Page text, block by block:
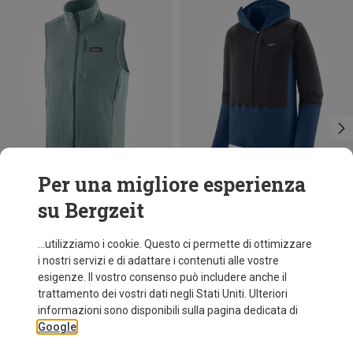
Risparmi 36%
Per una migliore esperienza
su Bergzeit
...utilizziamo i cookie. Questo ci permette di ottimizzare
i nostri servizi e di adattare i contenuti alle vostre
esigenze. Il vostro consenso può includere anche il
trattamento dei vostri dati negli Stati Uniti. Ulteriori
informazioni sono disponibili sulla pagina dedicata di
Google